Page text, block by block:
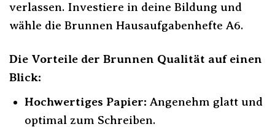
verlassen. Investiere in deine Bildung und
wähle die Brunnen Hausaufgabenhefte A6.
Die Vorteile der Brunnen Qualität auf einen
Blick:
Hochwertiges Papier: Angenehm glatt und
optimal zum Schreiben.